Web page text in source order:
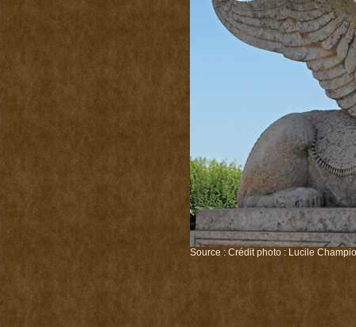
Source : Crédit photo : Lucile